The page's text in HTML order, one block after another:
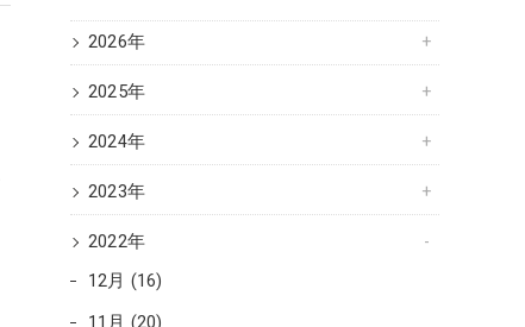
2026年
2025年
2024年
2023年
2022年
12月 (16)
11月 (20)